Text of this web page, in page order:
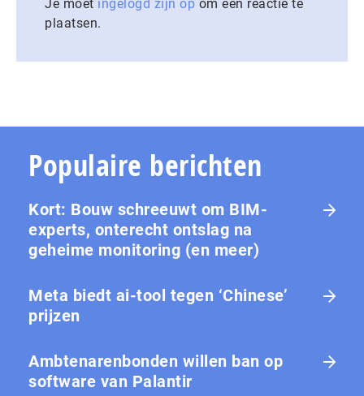
Je moet ingelogd zijn op om een reactie te
plaatsen.
Populaire berichten
Kort: Bouw schreeuwt om BIM-
experts, onterecht ontslag na
geheime monitoring (en meer)
Meta biedt ai-tool tegen ‘Chinese’
prijzen
Ambtenarenbonden willen ban op
software van Palantir